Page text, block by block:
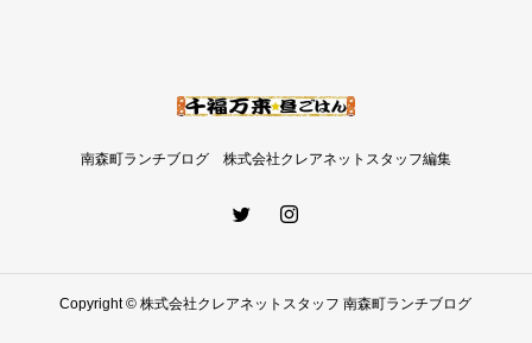
南森町ランチブログ 株式会社クレアネットスタッフ編集
Copyright © 株式会社クレアネットスタッフ 南森町ランチブログ